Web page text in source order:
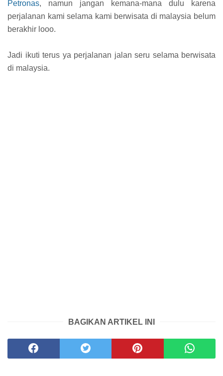
Petronas, namun jangan kemana-mana dulu karena
perjalanan kami selama kami berwisata di malaysia belum
berakhir looo.
Jadi ikuti terus ya perjalanan jalan seru selama berwisata
di malaysia.
BAGIKAN ARTIKEL INI